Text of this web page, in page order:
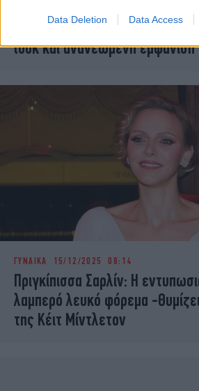
Data Deletion Data Access
Πριγκίπισσα Σαρλίν:
look και ανανεωμένη εμφάνιση
ΓΥΝΑΙΚΑ 15/12/2025 08:14
Πριγκίπισσα Σαρλίν: Η
λαμπερό λευκό φόρεμα -
της Κέιτ Μίντλετον